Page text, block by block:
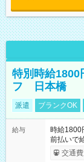
特別時給1800
フ 日本橋
派遣 ブランクOK
給与
時給1800
前払いで
交通